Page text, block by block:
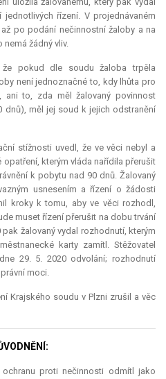
řízení. V projednávaném
po podání nečinnostní žaloby a na
žádný vliv.
že pokud dle soudu žaloba trpěla
není jednoznačné to, kdy lhůta pro
ani to, zda měl žalovaný povinnost
dnů), měl jej soud k jejich odstranění
stížnosti uvedl, že ve věci nebyl a
kterým vláda nařídila přerušit
k pobytu nad 90 dnů. Žalovaný
usnesením a řízení o žádosti
kroky k tomu, aby ve věci rozhodl,
muset řízení přerušit na dobu trvání
žalovaný vydal rozhodnutí, kterým
karty zamítl. Stěžovatel
29. 5. 2020 odvolání; rozhodnutí
moci.
Krajského soudu v Plzni zrušil a věc
proti nečinnosti odmítl jako